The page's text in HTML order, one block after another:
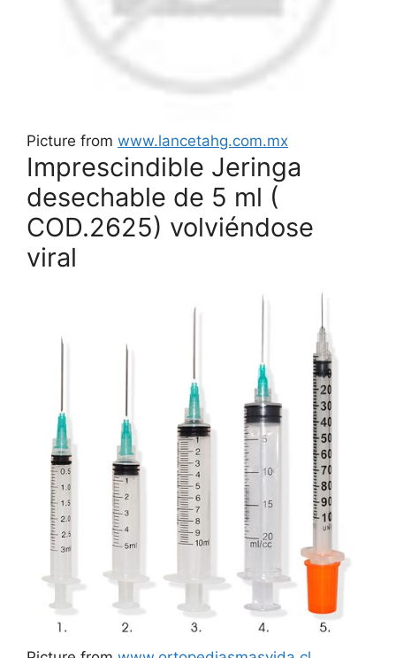
Picture from www.lancetahg.com.mx
Imprescindible Jeringa
desechable de 5 ml (
COD.2625) volviéndose
viral